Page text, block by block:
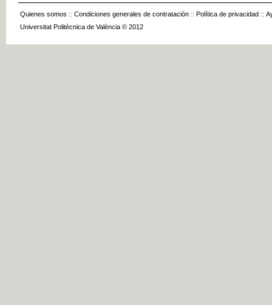
Quienes somos :: Condiciones generales de contratación :: Política de privacidad ::
Universitat Politècnica de València © 2012